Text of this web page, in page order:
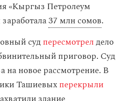
«Кыргыз Петролеум
37 млн сомов.
судпересмотрелдело
приговор. Суд
на новое рассмотрение. В
Ташиевыхперекрыли